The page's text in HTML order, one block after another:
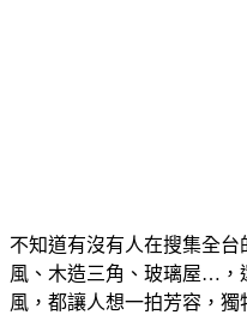
不知道有沒有人在搜集全
風、木造三角、玻璃屋…，
風，都讓人想一拍芳容，獨